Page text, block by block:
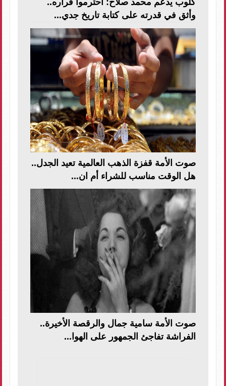
وأثق في قدرته على كتابة تاريخ جدي...
صوت الأمة قفزة الذهب العالمية تعيد الجدل..
هل الوقت مناسب للشراء أم ان...
صوت الأمة سامية جمال والرقصة الأخيرة..
الفراشة تفاجئ الجمهور على الهوا...